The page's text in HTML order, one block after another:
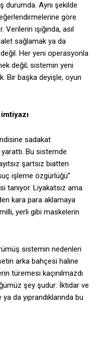
durumda. Aynı şekilde
göre
ışığında, asıl
sağlamak ya da
Her yeni operasyonla
değil; sistemin yeni
Bir başka deyişle, oyun
sadakat
Bu sistemde
şartsız biatten
işleme özgürlüğü”
tanıyor. Liyakatsiz ama
kara para aklamaya
yerli gibi maskelerin
sistemin nedenleri
arka bahçesi haline
türemesi kaçınılmazdı
şey şudur: İktidar ve
da yıprandıklarında bu